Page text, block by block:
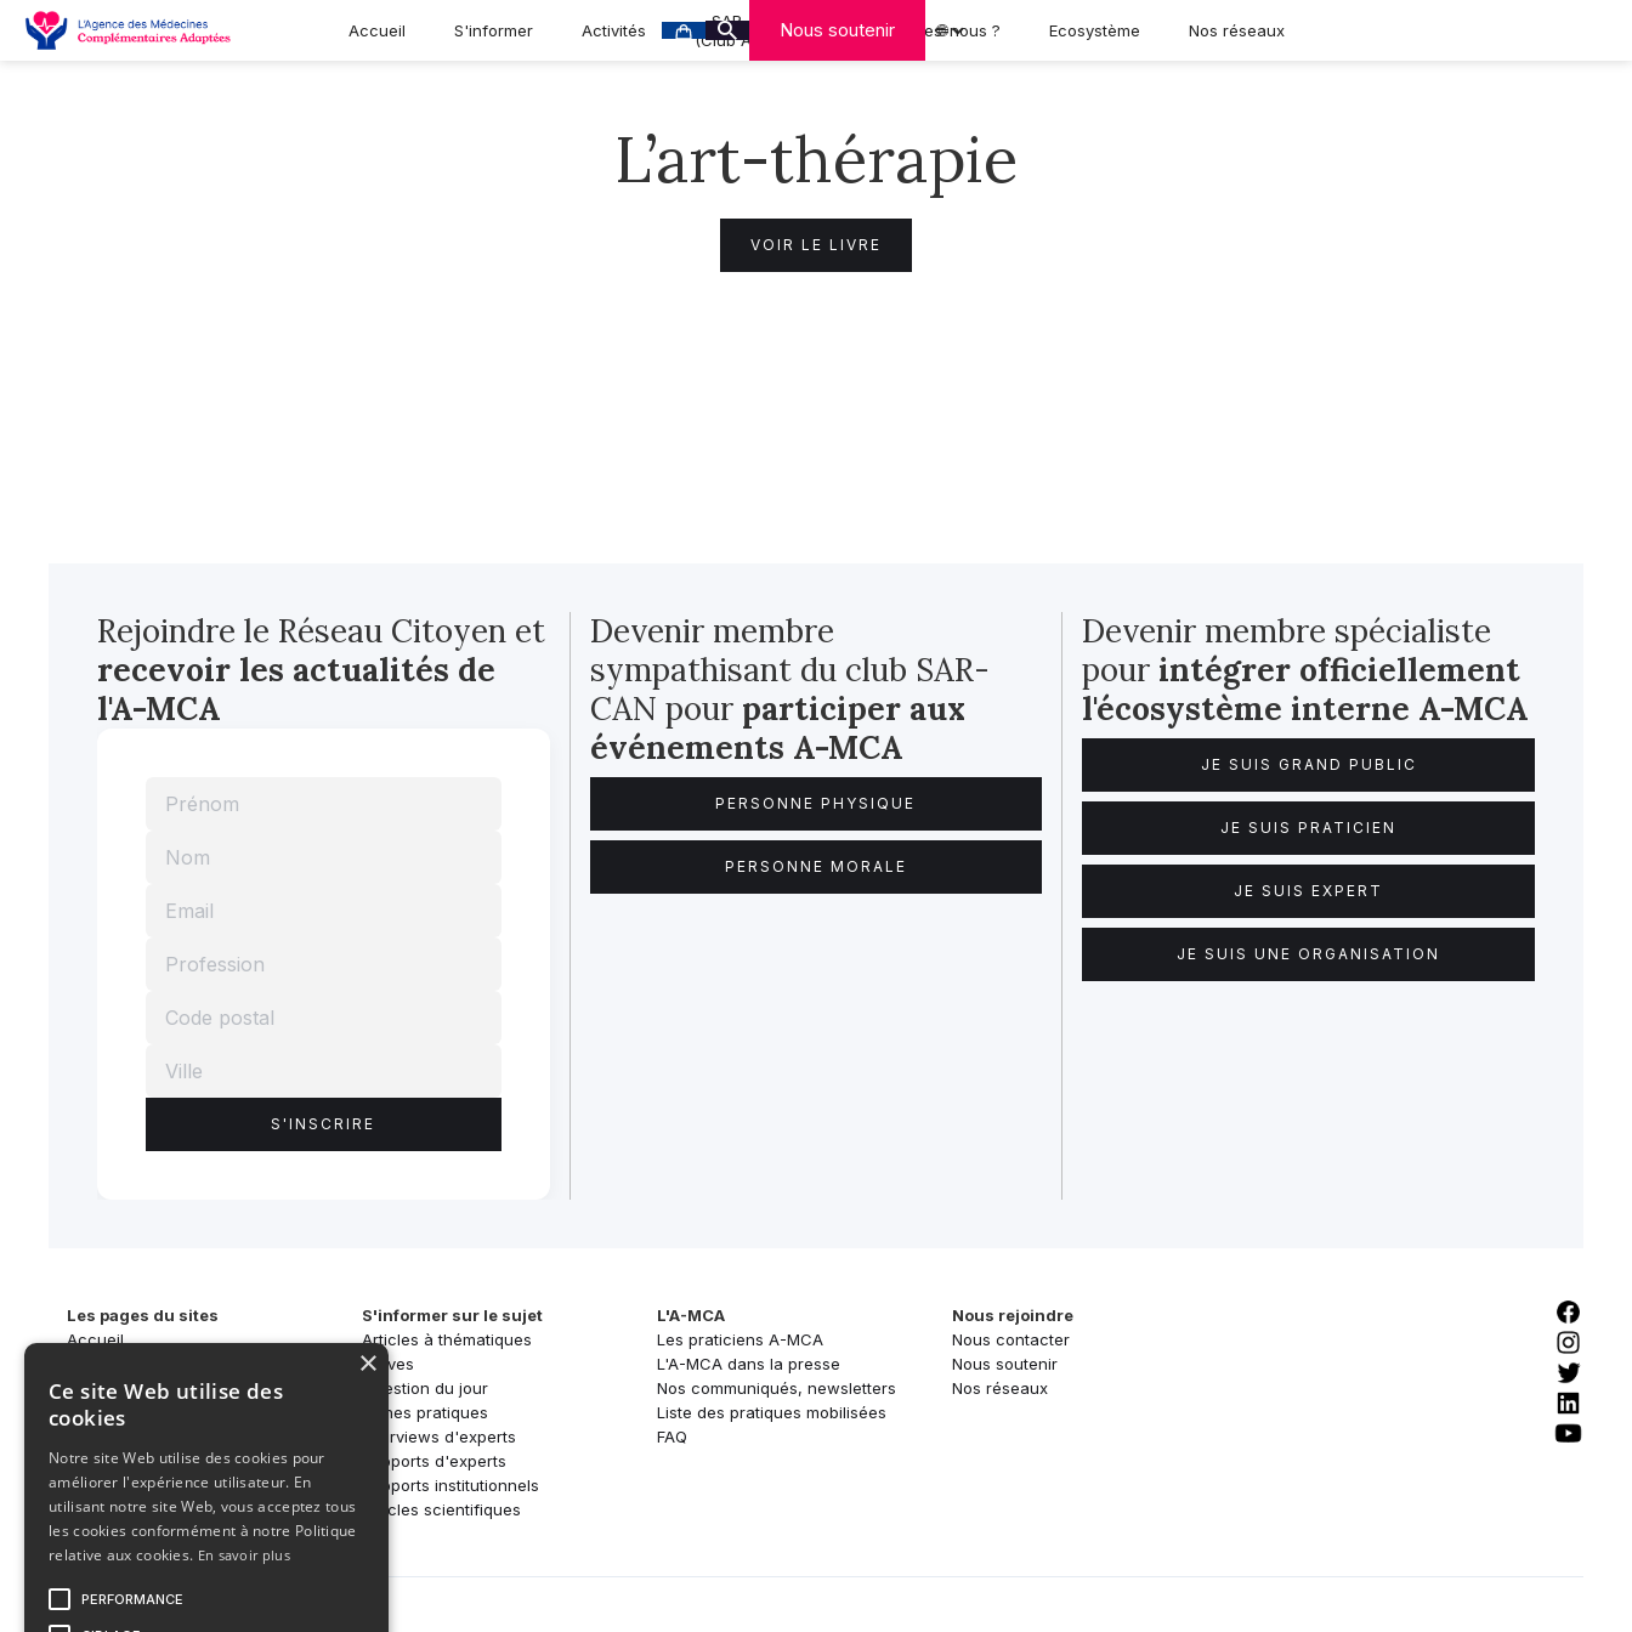
Accueil S'informer Activités
SAR-CAN
(Club A-MCA)
Qui sommes-nous ? Ecosystème Nos réseaux
Nous soutenir 🌐
L’art-thérapie
VOIR LE LIVRE
Rejoindre le Réseau Citoyen et
recevoir les actualités de
l'A-MCA
Devenir membre
sympathisant du club SAR-
CAN pour participer aux
événements A-MCA
PERSONNE PHYSIQUE
PERSONNE MORALE
Devenir membre spécialiste
pour intégrer officiellement
l'écosystème interne A-MCA
JE SUIS GRAND PUBLIC
JE SUIS PRATICIEN
JE SUIS EXPERT
JE SUIS UNE ORGANISATION
Les pages du sites
Accueil
SAR-CAN
Activités
Écosystème
Nos réseaux
S'informer sur le sujet
Articles à thématiques
Brèves
Question du jour
Fiches pratiques
Interviews d'experts
Rapports d'experts
Rapports institutionnels
Articles scientifiques
L'A-MCA
Les praticiens A-MCA
L'A-MCA dans la presse
Nos communiqués, newsletters
Liste des pratiques mobilisées
FAQ
Nous rejoindre
Nous contacter
Nous soutenir
Nos réseaux
×
Ce site Web utilise des
cookies
Notre site Web utilise des cookies pour
améliorer l'expérience utilisateur. En
utilisant notre site Web, vous acceptez tous
les cookies conformément à notre Politique
relative aux cookies. En savoir plus
PERFORMANCE